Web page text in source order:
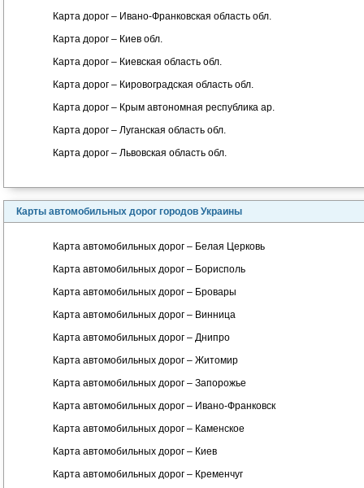
Карта дорог – Ивано-Франковская область обл.
Карта дорог – Киев обл.
Карта дорог – Киевская область обл.
Карта дорог – Кировоградская область обл.
Карта дорог – Крым автономная республика ар.
Карта дорог – Луганская область обл.
Карта дорог – Львовская область обл.
Карты автомобильных дорог городов Украины
Карта автомобильных дорог – Белая Церковь
Карта автомобильных дорог – Борисполь
Карта автомобильных дорог – Бровары
Карта автомобильных дорог – Винница
Карта автомобильных дорог – Днипро
Карта автомобильных дорог – Житомир
Карта автомобильных дорог – Запорожье
Карта автомобильных дорог – Ивано-Франковск
Карта автомобильных дорог – Каменское
Карта автомобильных дорог – Киев
Карта автомобильных дорог – Кременчуг